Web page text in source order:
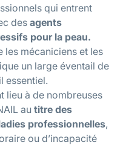
qui entrent
des agents
pour la peau.
les mécaniciens et les
un large éventail de
essentiel.
lieu à de nombreuses
au titre des
professionnelles,
ou d’incapacité